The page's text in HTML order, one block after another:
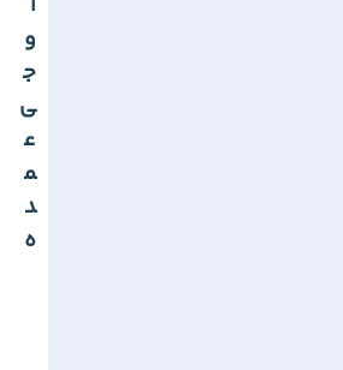
و
ج
ی
ع
م
د
ه